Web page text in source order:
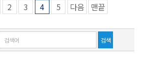
2 3 4 5 다음 맨끝